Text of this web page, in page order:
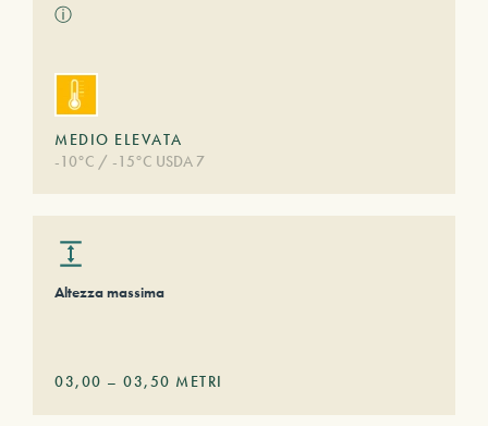
ⓘ
MEDIO ELEVATA
-10°C / -15°C USDA 7
Altezza massima
03,00 – 03,50 METRI